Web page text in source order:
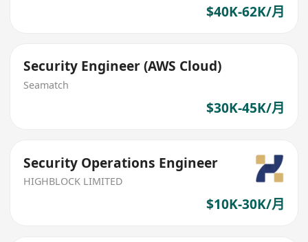
$40K-62K/月
Security Engineer (AWS Cloud)
Seamatch
$30K-45K/月
Security Operations Engineer
HIGHBLOCK LIMITED
$10K-30K/月